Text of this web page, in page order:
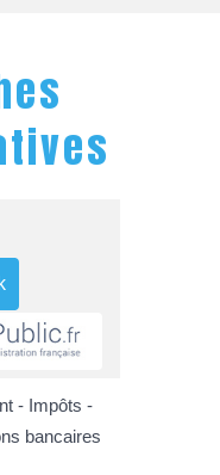
- Impôts -
bancaires